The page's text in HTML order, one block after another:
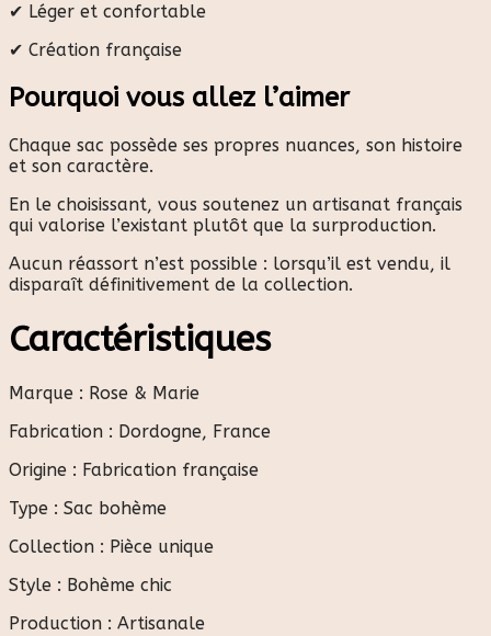
✔ Léger et confortable
✔ Création française
Pourquoi vous allez l’aimer
Chaque sac possède ses propres nuances, son histoire
et son caractère.
En le choisissant, vous soutenez un artisanat français
qui valorise l’existant plutôt que la surproduction.
Aucun réassort n’est possible : lorsqu’il est vendu, il
disparaît définitivement de la collection.
Caractéristiques
Marque : Rose & Marie
Fabrication : Dordogne, France
Origine : Fabrication française
Type : Sac bohème
Collection : Pièce unique
Style : Bohème chic
Production : Artisanale